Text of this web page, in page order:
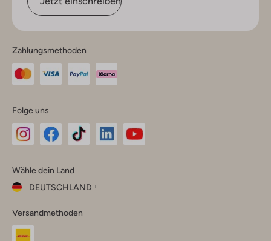
Zahlungsmethoden
Folge uns
Instagram
Facebook
TikTok
Wähle dein Land
DEUTSCHLAND
dein
Land
Versandmethoden